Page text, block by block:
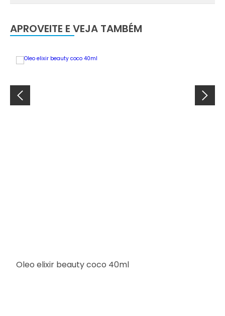
APROVEITE E VEJA TAMBÉM
Oleo elixir beauty coco 40ml